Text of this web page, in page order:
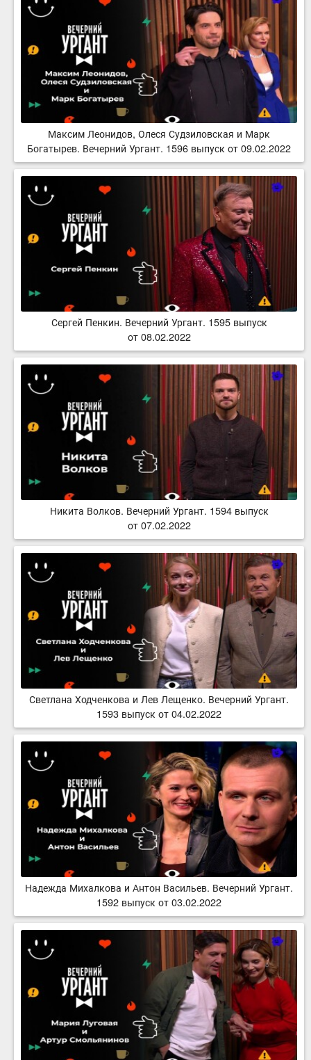
Максим Леонидов, Олеся Судзиловская и Марк
Богатырев. Вечерний Ургант. 1596 выпуск от 09.02.2022
Сергей Пенкин. Вечерний Ургант. 1595 выпуск
от 08.02.2022
Никита Волков. Вечерний Ургант. 1594 выпуск
от 07.02.2022
Светлана Ходченкова и Лев Лещенко. Вечерний Ургант.
1593 выпуск от 04.02.2022
Надежда Михалкова и Антон Васильев. Вечерний Ургант.
1592 выпуск от 03.02.2022